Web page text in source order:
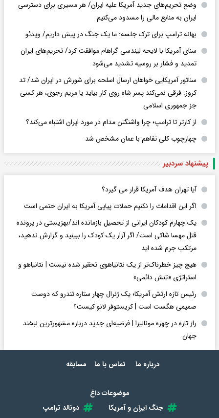
وضع تحریم‌های جدید آمریکا علیه ایران/ هر مسیری برای دسترسی
ایران به منابع مالی را مسدود می‌کنیم
بهانه ترامپ برای ترک جلسه: ما یک جنگ در پیش داریم/ ویدئو
سنای آمریکا با لایحه لیندسی گراهام موافقت کرد/ تحریم‌های ایران
تمدید و فشار بر روسیه تشدید می‌شود
سناتور آمریکایی خواهان ارسال اسلحه برای شورش در ایران شد/ تد
کروز: فرقی نمی‌کند پسر شاه روی کار بیاید یا مریم رجوی، هر کسی
جز جمهوری اسلامی
از کارتر تا ترامپ؛ چرا واشنگتن مدام در مورد ایران اشتباه می‌کند؟
چهارچوب کلی تفاهم با عمان مشخص شد
پیشنهاد سردبیر
آیا تهران هدف آمریکا قرار می گیرد؟
اگر این اقدامات را نکنیم حملات پیاپی آمریکا به ایران حتمی است
یک چهارم کودکان ایرانی از تحصیل بازمانده اند/بهزیستی در پرونده
قتل مهسا شاکی است/ اگر آزار یک کودک را ببینید و گزارش ندهید،
مرتکب جرم شده اید
هیچ چیز خطرناک‌تر از یک نتانیاهوی تحقیر شده نیست | نتانیاهو و
استراتژی «تنش دائمی»
رئیس تازه ارتش آمریکا؛ یک ژنرال چهار ستاره تندرو که دوست
صمیمی هگست است | کریستوفر لانو کیست؟
راز تازه در چهره مونالیزا | فرضیه‌ای جدید درباره مشهورترین لبخند
جهان
درباره ما تماس با ما مسابقه
موضوعات داغ
جنگ ایران و آمریکا
دونالد ترامپ